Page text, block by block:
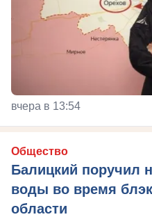
вчера в 13:54
Общество
Балицкий поручил
воды во время
области